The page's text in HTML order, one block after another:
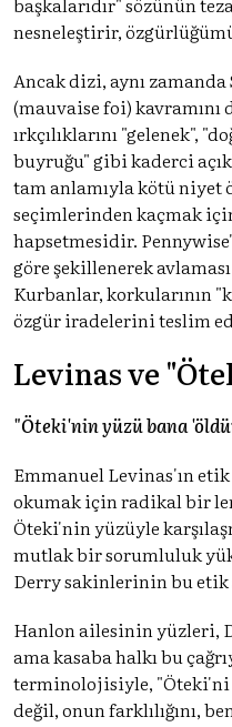
nesneleştirir,
Ancak dizi, aynı
(mauvaise foi)
ırkçılıklarını "gelenek",
buyruğu" gibi kaderci
tam anlamıyla kötü niyet
seçimlerinden kaçmak
hapsetmesidir.
göre şekillenerek
Kurbanlar, korkularının
özgür iradelerini teslim
Levinas ve
"Öteki'nin yüzü bana
Emmanuel Levinas'ın
okumak için radikal bir
Öteki'nin yüzüyle
mutlak bir sorumluluk
Derry sakinlerinin bu
Hanlon ailesinin yüzleri,
ama kasaba halkı bu
terminolojisiyle, "Öteki'ni
değil, onun farklılığını,